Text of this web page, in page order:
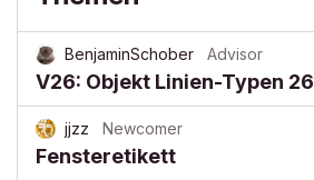
BenjaminSchober Advisor
V26: Objekt Linien-Typen 26
jjzz Newcomer
Fensteretikett